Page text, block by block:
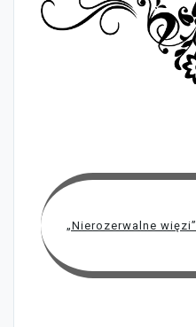
„Nierozerwalne więzi”